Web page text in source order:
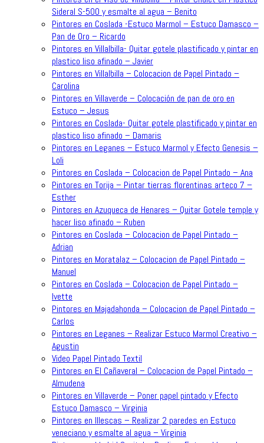
Sideral S-500 y esmalte al agua – Benito
Pintores en Coslada -Estuco Marmol – Estuco Damasco –
Pan de Oro – Ricardo
Pintores en Villalbilla- Quitar gotele plastificado y pintar en
plastico liso afinado – Javier
Pintores en Villalbilla – Colocacion de Papel Pintado –
Carolina
Pintores en Villaverde – Colocación de pan de oro en
Estuco – Jesus
Pintores en Coslada- Quitar gotele plastificado y pintar en
plastico liso afinado – Damaris
Pintores en Leganes – Estuco Marmol y Efecto Genesis –
Loli
Pintores en Coslada – Colocacion de Papel Pintado – Ana
Pintores en Torija – Pintar tierras florentinas arteco 7 –
Esther
Pintores en Azuqueca de Henares – Quitar Gotele temple y
hacer liso afinado – Ruben
Pintores en Coslada – Colocacion de Papel Pintado –
Adrian
Pintores en Moratalaz – Colocacion de Papel Pintado –
Manuel
Pintores en Coslada – Colocacion de Papel Pintado –
Ivette
Pintores en Majadahonda – Colocacion de Papel Pintado –
Carlos
Pintores en Leganes – Realizar Estuco Marmol Creativo –
Agustin
Video Papel Pintado Textil
Pintores en El Cañaveral – Colocacion de Papel Pintado –
Almudena
Pintores en Villaverde – Poner papel pintado y Efecto
Estuco Damasco – Virginia
Pintores en Illescas – Realizar 2 paredes en Estuco
veneciano y esmalte al agua – Virginia